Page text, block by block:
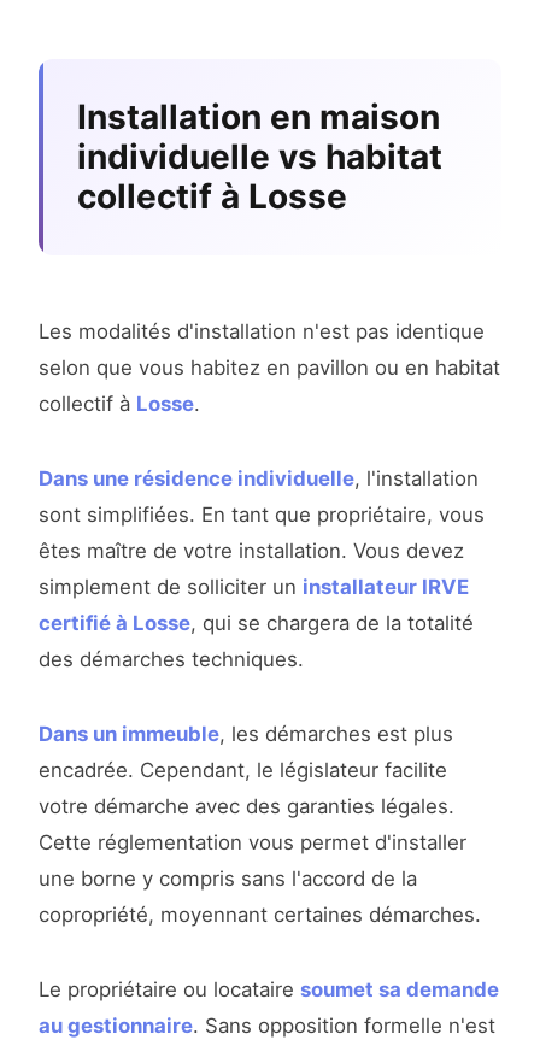
Installation en maison
individuelle vs habitat
collectif à Losse
Les modalités d'installation n'est pas identique
selon que vous habitez en pavillon ou en habitat
collectif à Losse.
Dans une résidence individuelle, l'installation
sont simplifiées. En tant que propriétaire, vous
êtes maître de votre installation. Vous devez
simplement de solliciter un installateur IRVE
certifié à Losse, qui se chargera de la totalité
des démarches techniques.
Dans un immeuble, les démarches est plus
encadrée. Cependant, le législateur facilite
votre démarche avec des garanties légales.
Cette réglementation vous permet d'installer
une borne y compris sans l'accord de la
copropriété, moyennant certaines démarches.
Le propriétaire ou locataire soumet sa demande
au gestionnaire. Sans opposition formelle n'est